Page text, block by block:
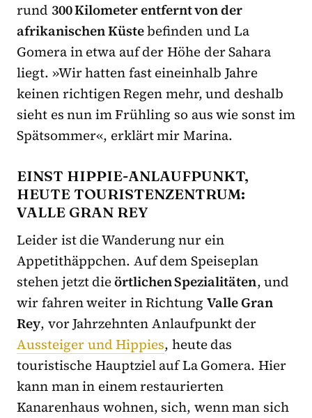
rund 300 Kilometer entfernt von der
afrikanischen Küstebefinden und La
Gomera in etwa auf der Höhe der Sahara
liegt. »Wir hatten fast eineinhalb Jahre
keinen richtigen Regen mehr, und deshalb
sieht es nun im Frühling so aus wie sonst im
Spätsommer«, erklärt mir Marina.
EINST HIPPIE-ANLAUFPUNKT,
HEUTE TOURISTENZENTRUM:
VALLE GRAN REY
Leider ist die Wanderung nur ein
Appetithäppchen. Auf dem Speiseplan
stehen jetzt dieörtlichen Spezialitäten, und
wir fahren weiter in RichtungValle Gran
Rey, vor Jahrzehnten Anlaufpunkt der
Aussteiger und Hippies, heute das
touristische Hauptziel auf La Gomera. Hier
kann man in einem restaurierten
Kanarenhaus wohnen, sich, wenn man sich